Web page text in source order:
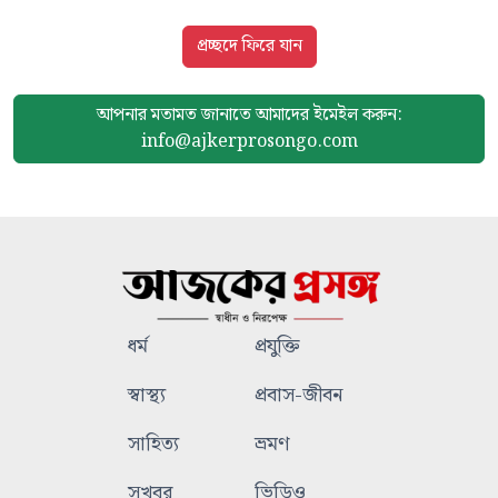
প্রচ্ছদে ফিরে যান
আপনার মতামত জানাতে আমাদেরইমেইল করুন:
info@ajkerprosongo.com
ধর্ম
প্রযুক্তি
স্বাস্থ্য
প্রবাস-জীবন
সাহিত্য
ভ্রমণ